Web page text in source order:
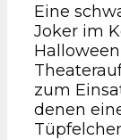
Eine
Joker im
zum
denen